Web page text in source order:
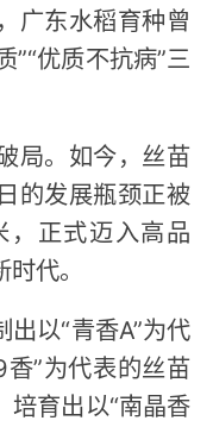
广东水稻育种曾
”“优质不抗病”三
局。如今，丝苗
的发展瓶颈正被
正式迈入高品
代。
以“青香A”为代
”为代表的丝苗
培育出以“南晶香